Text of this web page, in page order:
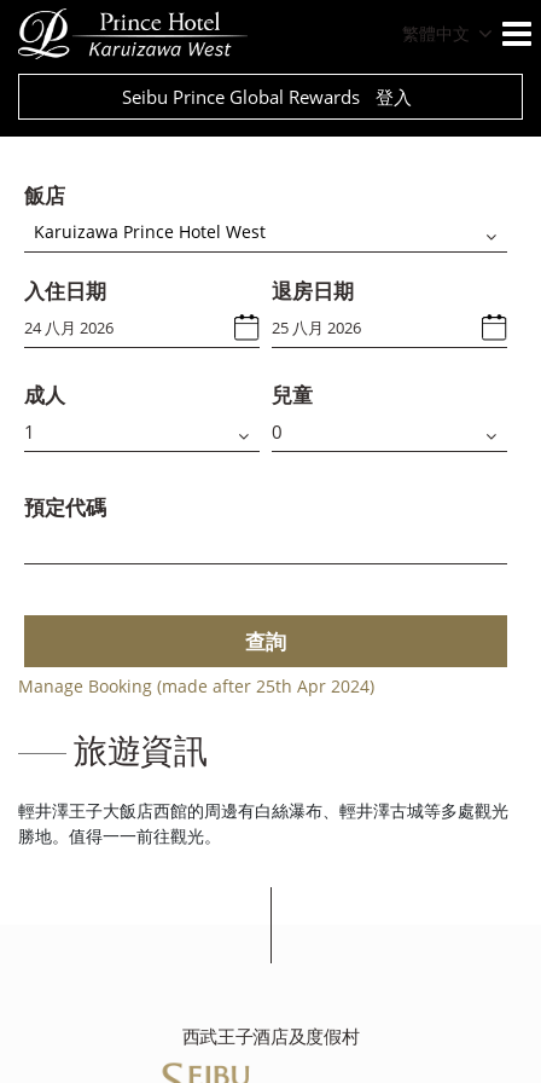
繁體中文
Seibu Prince Global Rewards 登入
飯店
Karuizawa Prince Hotel West
入住日期 退房日期
成人 兒童
預定代碼
查詢
Manage Booking (made after 25th Apr 2024)
旅遊資訊
輕井澤王子大飯店西館的周邊有白絲瀑布、輕井澤古城等多處觀光
勝地。值得一一前往觀光。
西武王子酒店及度假村